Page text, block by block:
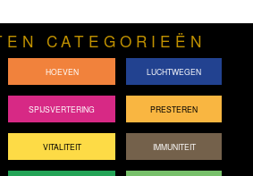
CATEGORIEËN
HOEVEN LUCHTWEGEN
SPIJSVERTERING PRESTEREN
VITALITEIT IMMUNITEIT